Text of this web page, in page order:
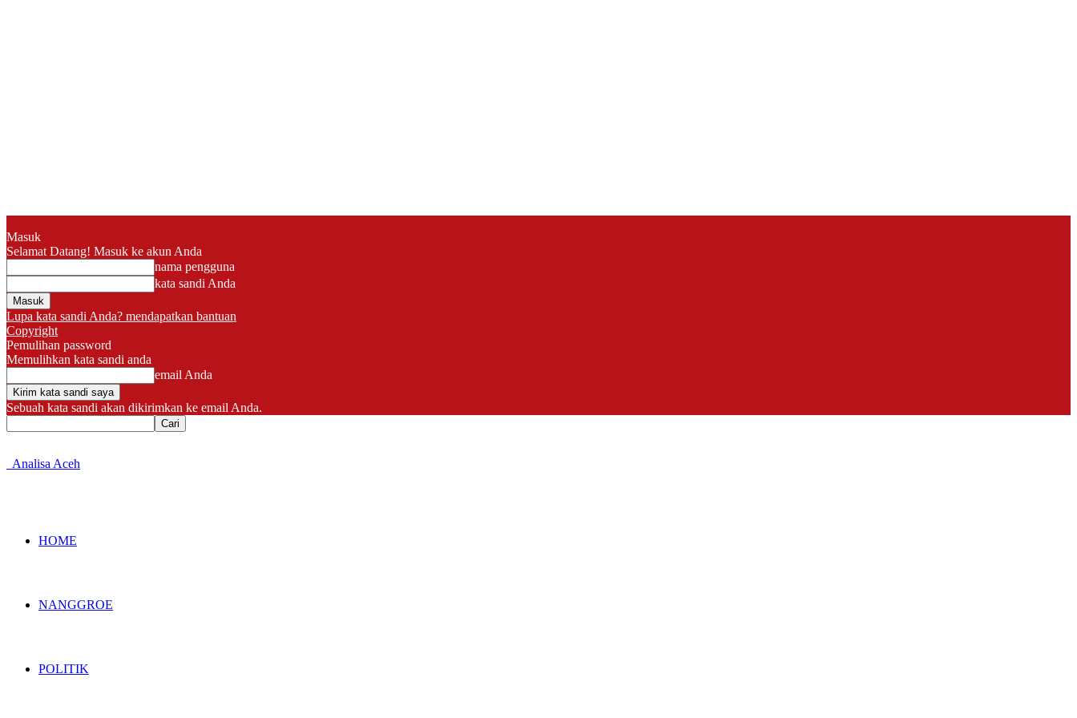
Masuk
Selamat Datang! Masuk ke akun Anda
nama pengguna
kata sandi Anda
Lupa kata sandi Anda? mendapatkan bantuan
Copyright
Pemulihan password
Memulihkan kata sandi anda
email Anda
Sebuah kata sandi akan dikirimkan ke email Anda.
Analisa Aceh
HOME
NANGGROE
POLITIK